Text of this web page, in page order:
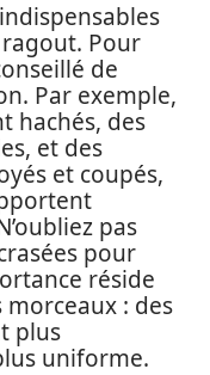
Pour
de
Par exemple,
hachés, des
et des
et coupés,
pas
pour
réside
: des
plus
uniforme.